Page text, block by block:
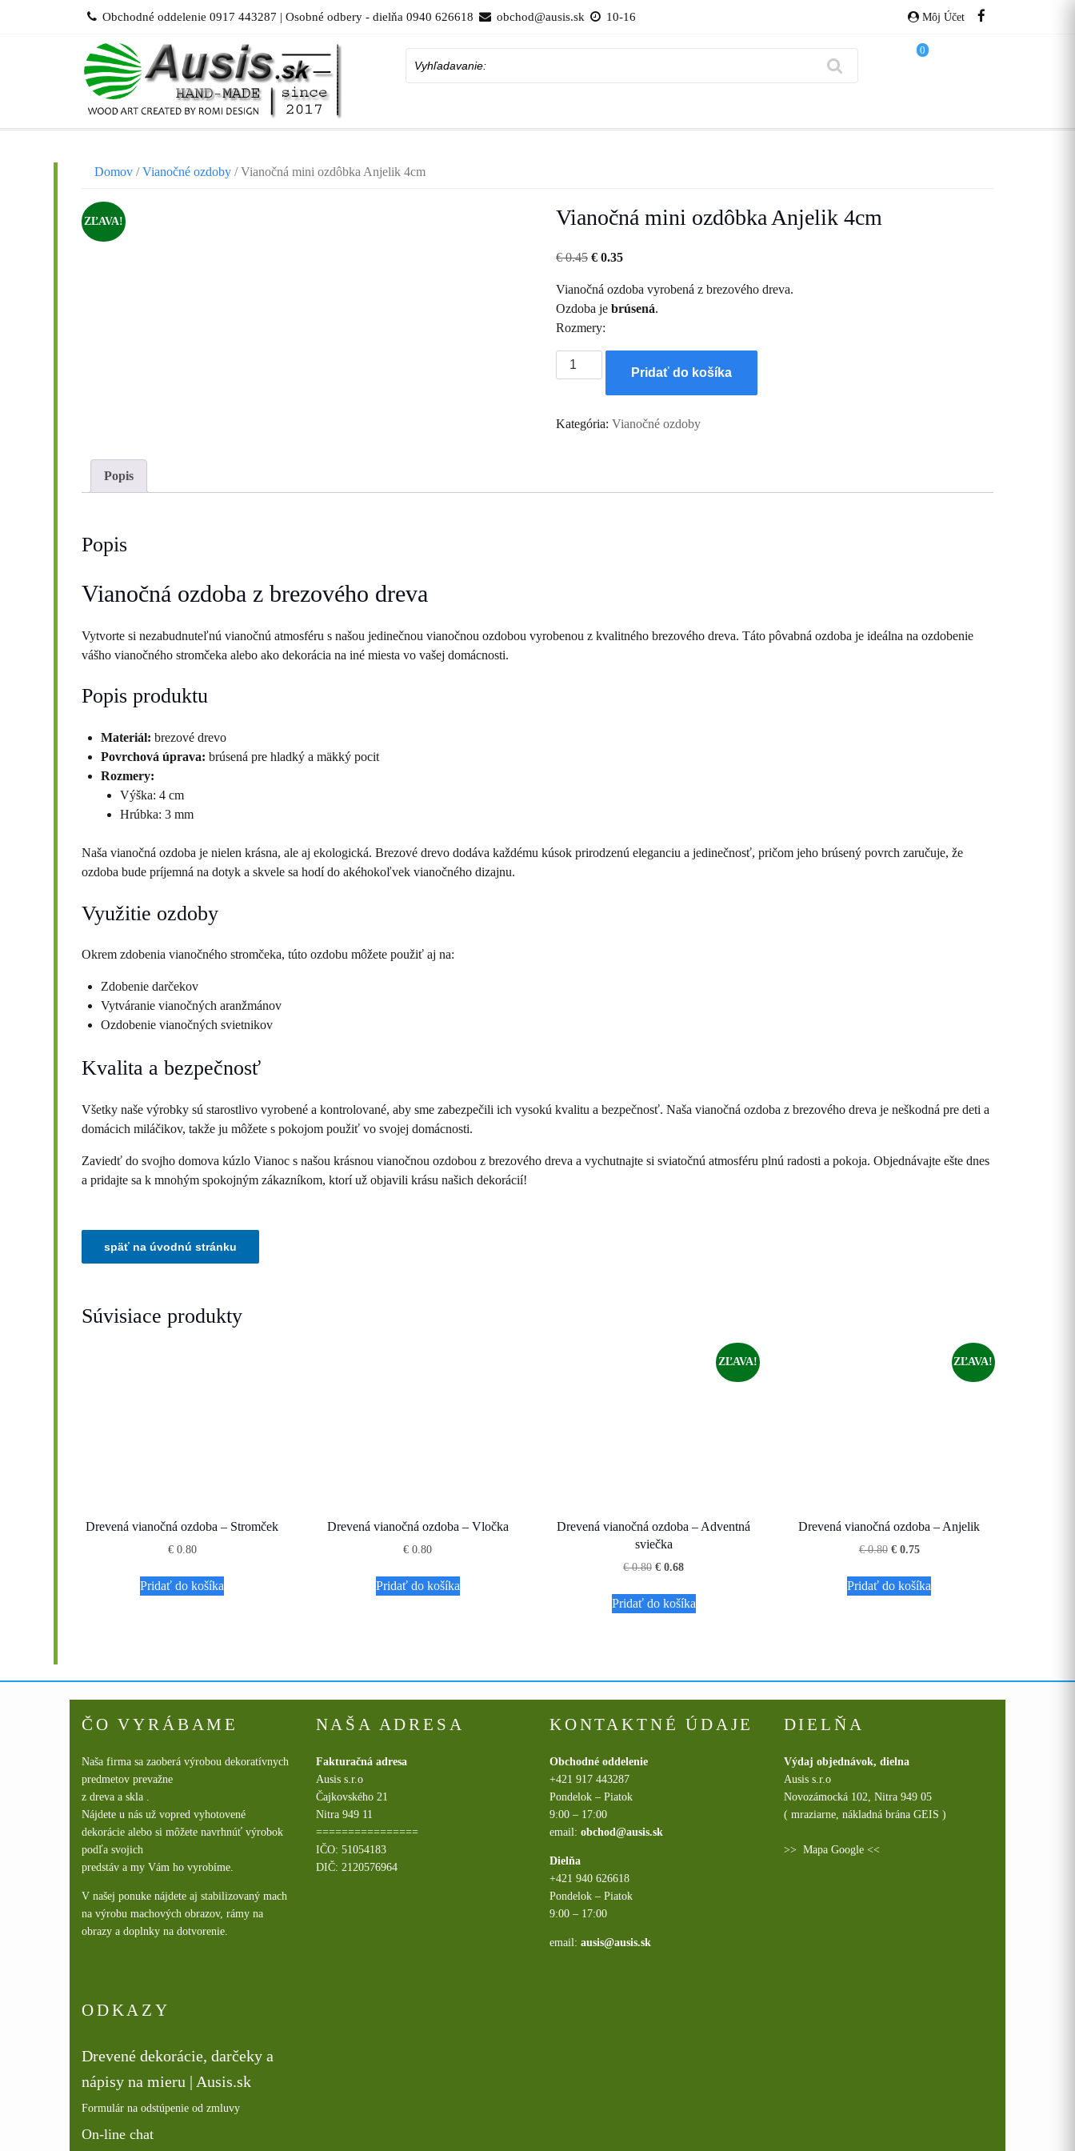
Obchodné oddelenie 0917 443287 | Osobné odbery - dielňa 0940 626618 obchod@ausis.sk 10-16 Môj Účet
0
Domov /Vianočné ozdoby / Vianočná mini ozdôbka Anjelik 4cm
ZĽAVA! Vianočná mini ozdôbka Anjelik 4cm
€0.45 Pôvodná
bola:
€ 0.45.
€0.35Aktuálna
je:
€ 0.35.
Vianočná ozdoba vyrobená z brezového dreva.
Ozdoba je brúsená.
Rozmery:
množstvo
Vianočná
ozdôbka
Pridať do košíka
Kategória: Vianočné ozdoby
Popis
Popis
Vianočná ozdoba z brezového dreva
Vytvorte si nezabudnuteľnú vianočnú atmosféru s našou jedinečnou vianočnou ozdobou vyrobenou z kvalitného brezového dreva. Táto pôvabná ozdoba je ideálna na ozdobenie
vášho vianočného stromčeka alebo ako dekorácia na iné miesta vo vašej domácnosti.
Popis produktu
Materiál: brezové drevo
Povrchová úprava: brúsená pre hladký a mäkký pocit
Rozmery:
Výška: 4 cm
Hrúbka: 3 mm
Naša vianočná ozdoba je nielen krásna, ale aj ekologická. Brezové drevo dodáva každému kúsok prirodzenú eleganciu a jedinečnosť, pričom jeho brúsený povrch zaručuje, že
ozdoba bude príjemná na dotyk a skvele sa hodí do akéhokoľvek vianočného dizajnu.
Využitie ozdoby
Okrem zdobenia vianočného stromčeka, túto ozdobu môžete použiť aj na:
Zdobenie darčekov
Vytváranie vianočných aranžmánov
Ozdobenie vianočných svietnikov
Kvalita a bezpečnosť
Všetky naše výrobky sú starostlivo vyrobené a kontrolované, aby sme zabezpečili ich vysokú kvalitu a bezpečnosť. Naša vianočná ozdoba z brezového dreva je neškodná pre deti a
domácich miláčikov, takže ju môžete s pokojom použiť vo svojej domácnosti.
Zaviedť do svojho domova kúzlo Vianoc s našou krásnou vianočnou ozdobou z brezového dreva a vychutnajte si sviatočnú atmosféru plnú radosti a pokoja. Objednávajte ešte dnes
a pridajte sa k mnohým spokojným zákazníkom, ktorí už objavili krásu našich dekorácií!
Súvisiace produkty
Drevená vianočná ozdoba – Stromček
€0.80
Pridať do košíka
Drevená vianočná ozdoba – Vločka
€ 0.80
Pridať do košíka
ZĽAVA!
Drevená vianočná ozdoba – Adventná
sviečka
€0.80 Pôvodná
bola:
€ 0.80.
€ 0.68Aktuálna
je:
€ 0.68.
Pridať do košíka
ZĽAVA!
Drevená vianočná ozdoba – Anjelik
€0.80 Pôvodná
bola:
€ 0.80.
€0.75Aktuálna
je:
€ 0.75.
Pridať do košíka
ČO VYRÁBAME
Naša firma sa zaoberá výrobou dekoratívnych
predmetov prevažne
z dreva a skla .
Nájdete u nás už vopred vyhotovené
dekorácie alebo si môžete navrhnúť výrobok
podľa svojich
predstáv a my Vám ho vyrobíme.
V našej ponuke nájdete aj stabilizovaný mach
na výrobu machových obrazov, rámy na
obrazy a doplnky na dotvorenie.
ODKAZY
Drevené dekorácie, darčeky a
nápisy na mieru | Ausis.sk
Formulár na odstúpenie od zmluvy
On-line chat
NAŠA ADRESA
Fakturačná adresa
Ausis s.r.o
Čajkovského 21
Nitra 949 11
================
IČO: 51054183
DIČ: 2120576964
KONTAKTNÉ ÚDAJE
Obchodné oddelenie
+421 917 443287
Pondelok – Piatok
9:00 – 17:00
email: obchod@ausis.sk
Dielňa
+421 940 626618
Pondelok – Piatok
9:00 – 17:00
email: ausis@ausis.sk
DIELŇA
Výdaj objednávok, dielna
Ausis s.r.o
Novozámocká 102, Nitra 949 05
( mraziarne, nákladná brána GEIS )
>> Mapa Google<<